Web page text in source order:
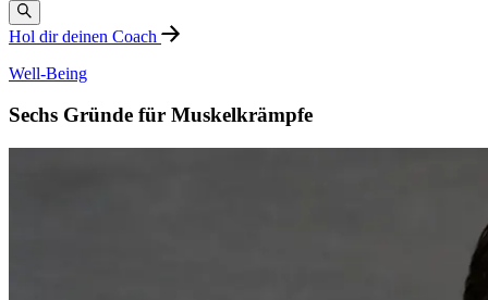
Hol dir deinen Coach
Well-Being
Sechs Gründe für Muskelkrämpfe